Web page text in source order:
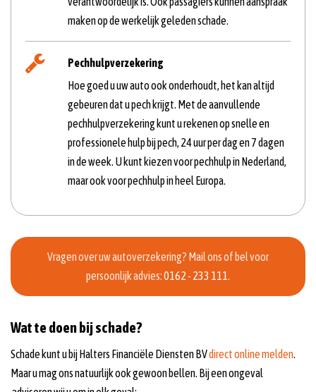
maken op de werkelijk geleden schade.
Pechhulpverzekering
Hoe goed u uw auto ook onderhoudt, het kan altijd
gebeuren dat u pech krijgt. Met de aanvullende
pechhulpverzekering kunt u rekenen op snelle en
professionele hulp bij pech, 24 uur per dag en 7 dagen
in de week. U kunt kiezen voor pechhulp in Nederland,
maar ook voor pechhulp in heel Europa.
Vragen over uw autoverzekering? Mail ons of bel voor
persoonlijk advies:0162 - 233 111.
Wat te doen bij schade?
Schade kunt u bij Halters Financiële Diensten BVdirect online melden.
Maar u mag ons natuurlijk ook gewoon bellen. Bij een ongeval